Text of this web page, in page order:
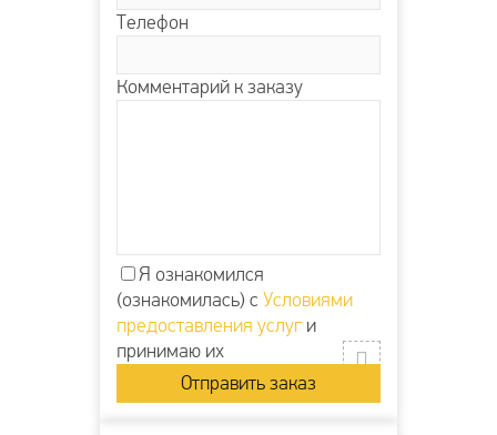
Телефон
Комментарий к заказу
Я ознакомился
(ознакомилась) с Условиями
предоставления услуги
принимаю их